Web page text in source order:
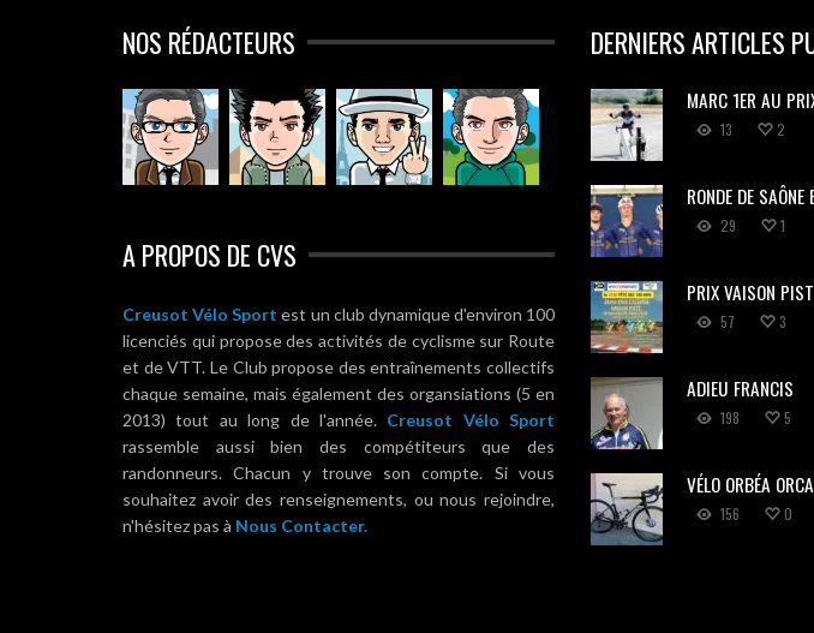
NOS RÉDACTEURS
A PROPOS DE CVS
Creusot Vélo Sport est un club dynamique d'environ 100
licenciés qui propose des activités de cyclisme sur Route
et de VTT. Le Club propose des entraînements collectifs
chaque semaine, mais également des organsiations (5 en
2013) tout au long de l'année. Creusot Vélo Sport
rassemble aussi bien des compétiteurs que des
randonneurs. Chacun y trouve son compte. Si vous
souhaitez avoir des renseignements, ou nous rejoindre,
n'hésitez pas à Nous Contacter.
DERNIERS ARTICLES
MARC 1ER AU
13 2
RONDE DE SAÔNE
29 1
PRIX VAISON
57 3
ADIEU FRANCIS
198 5
VÉLO ORBÉA
156 0